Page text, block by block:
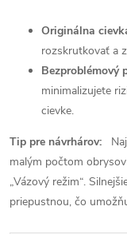
Originálna
rozskrutkovať a
Bezproblémový
minimalizujete
cievke.
Tip pre návrhárov:
malým počtom
„Vázový režim“.
priepustnou, čo